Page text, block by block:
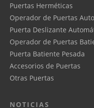
Puertas Herméticas
Operador de Puertas
Puerta Deslizante
Operador de Puertas
Puerta Batiente Pesada
Accesorios de Puertas
Otras Puertas
NOTICIAS